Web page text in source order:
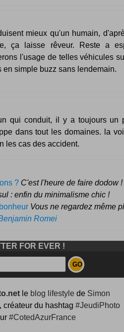
mieux qu'un humain,
ça laisse rêveur. Reste a
l'usage de telles véhicules
en simple buzz sans lendemain.
qui conduit, il y a toujours un
dans tout les domaines. la
les cas des accident.
? C'est l'heure de faire dodow !
: enfin du minimalisme chic !
Vous ne regardez même
Romei
FOR EVER !
le blog lifestylede Simon
du hashtag #JeudiPhoto
#CotedAzurFrance